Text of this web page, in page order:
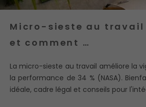
Micro-sieste au travail
et comment …
La micro-sieste au travail améliore la
la performance de 34 % (NASA).
idéale, cadre légal et conseils pour